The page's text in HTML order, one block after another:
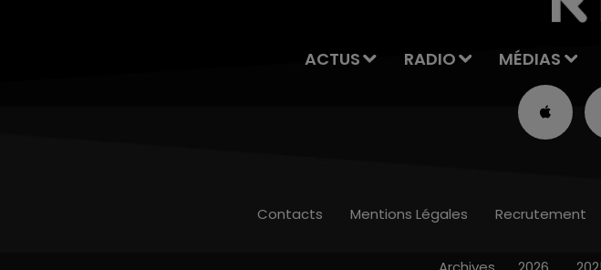
ACTUS RADIO MÉDIAS
Contacts Mentions Légales Recrutement